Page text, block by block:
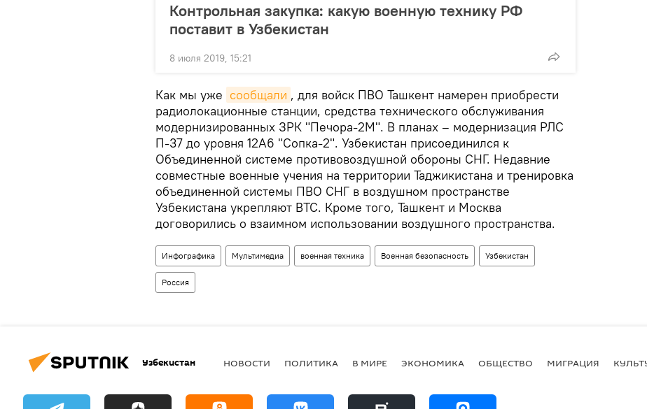
Контрольная закупка: какую военную технику РФ
поставит в Узбекистан
8 июля 2019, 15:21
Как мы уже сообщали , для войск ПВО Ташкент намерен приобрести
радиолокационные станции, средства технического обслуживания
модернизированных ЗРК "Печора-2М". В планах – модернизация РЛС
П-37 до уровня 12А6 "Сопка-2". Узбекистан присоединился к
Объединенной системе противовоздушной обороны СНГ. Недавние
совместные военные учения на территории Таджикистана и тренировка
объединенной системы ПВО СНГ в воздушном пространстве
Узбекистана укрепляют ВТС. Кроме того, Ташкент и Москва
договорились о взаимном использовании воздушного пространства.
Инфографика Мультимедиа военная техника Военная безопасность Узбекистан
Россия
Узбекистан НОВОСТИ ПОЛИТИКА В МИРЕ ЭКОНОМИКА ОБЩЕСТВО МИГРАЦИЯ